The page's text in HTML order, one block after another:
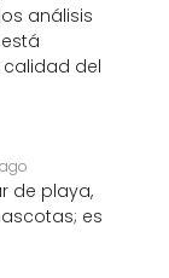
análisis
del
de playa,
es